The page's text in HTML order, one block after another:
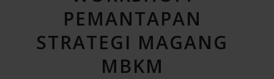
PEMANTAPAN
STRATEGI MAGANG
MBKM